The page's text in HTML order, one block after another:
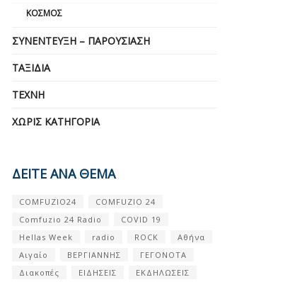
ΚΌΣΜΟΣ
ΣΥΝΈΝΤΕΥΞΗ – ΠΑΡΟΥΣΊΑΣΗ
ΤΑΞΊΔΙΑ
ΤΈΧΝΗ
ΧΩΡΊΣ ΚΑΤΗΓΟΡΊΑ
ΔΕΙΤΕ ΑΝΑ ΘΕΜΑ
COMFUZIO24
COMFUZIO 24
Comfuzio 24 Radio
COVID 19
Hellas Week
radio ROCK
Αθήνα
Αιγαίο
ΒΕΡΓΙΑΝΝΗΣ
ΓΕΓΟΝΟΤΑ
Διακοπές
ΕΙΔΗΣΕΙΣ
ΕΚΔΗΛΩΣΕΙΣ